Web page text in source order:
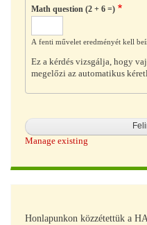
Math question (2 + 6 =)
A fenti művelet eredményét kell
Ez a kérdés vizsgálja, hogy
megelőzi az automatikus
Manage existing
Honlapunkon közzétettük a